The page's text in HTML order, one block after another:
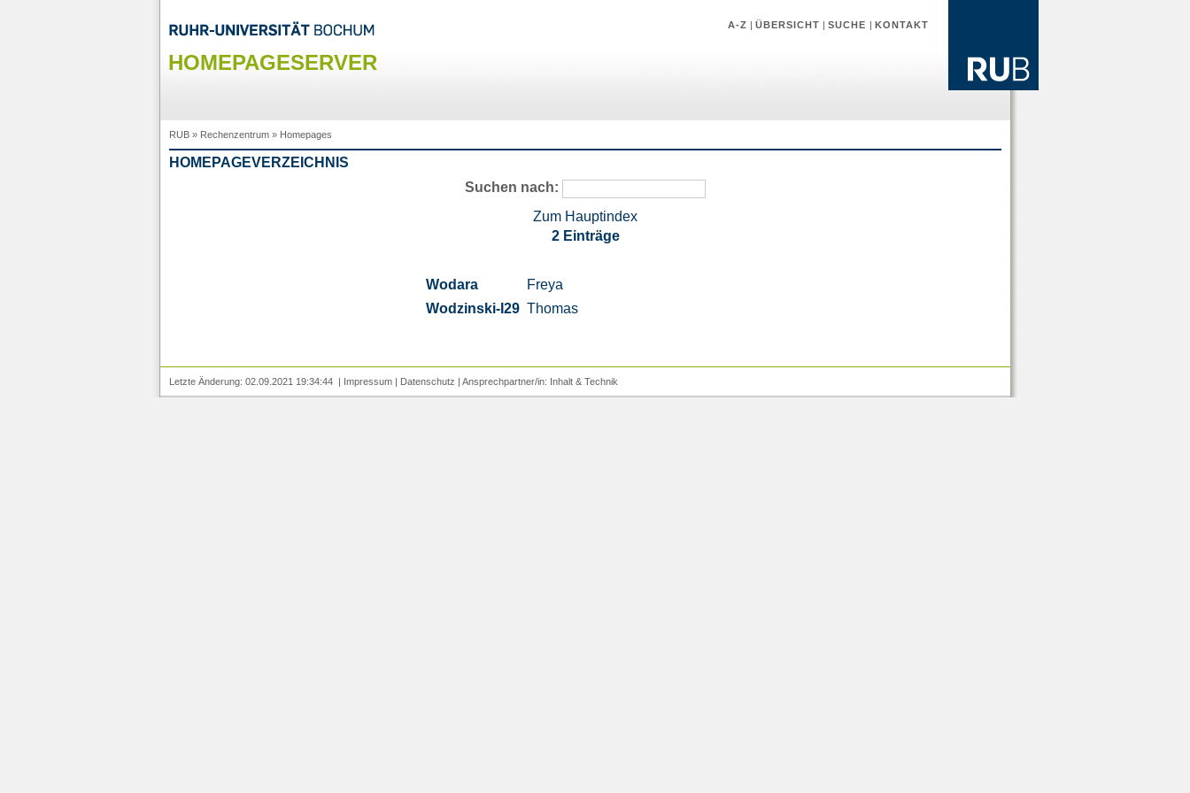
A-Z |ÜBERSICHT |SUCHE |KONTAKT
HOMEPAGESERVER
RUB» Rechenzentrum» Homepages
HOMEPAGEVERZEICHNIS
Suchen nach:
Zum Hauptindex
2 Einträge
Wodara
Freya
Wodzinski-I29 Thomas
Letzte Änderung: 02.09.2021 19:34:44 | Impressum| Datenschutz | Ansprechpartner/in: Inhalt& Technik